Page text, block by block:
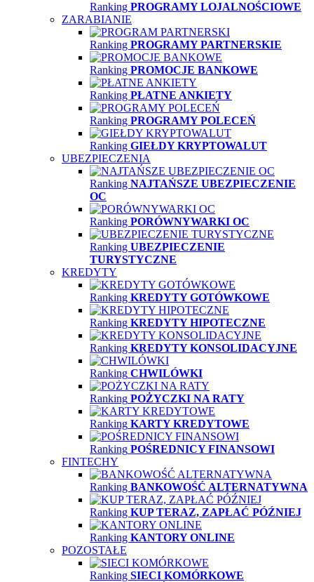
Ranking PROGRAMY LOJALNOŚCIOWE
ZARABIANIE
Ranking PROGRAMY PARTNERSKIE
Ranking PROMOCJE BANKOWE
Ranking PŁATNE ANKIETY
Ranking PROGRAMY POLECEŃ
Ranking GIEŁDY KRYPTOWALUT
UBEZPIECZENIA
Ranking NAJTAŃSZE UBEZPIECZENIE
OC
Ranking PORÓWNYWARKI OC
Ranking UBEZPIECZENIE
TURYSTYCZNE
KREDYTY
Ranking KREDYTY GOTÓWKOWE
Ranking KREDYTY HIPOTECZNE
Ranking KREDYTY KONSOLIDACYJNE
Ranking CHWILÓWKI
Ranking POŻYCZKI NA RATY
Ranking KARTY KREDYTOWE
Ranking POŚREDNICY FINANSOWI
FINTECHY
Ranking BANKOWOŚĆ ALTERNATYWNA
Ranking KUP TERAZ, ZAPŁAĆ PÓŹNIEJ
Ranking KANTORY ONLINE
POZOSTAŁE
Ranking SIECI KOMÓRKOWE